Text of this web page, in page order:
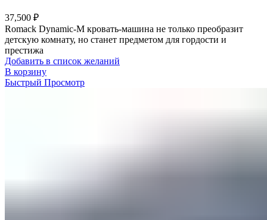
37,500 ₽
Romack Dynamic-M кровать-машина не только преобразит
детскую комнату, но станет предметом для гордости и
престижа
Добавить в список желаний
В корзину
Быстрый Просмотр